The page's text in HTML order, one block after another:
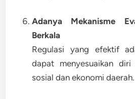
Adanya Mekanisme
Berkala
Regulasi yang efektif
dapat menyesuaikan diri
sosial dan ekonomi daerah.